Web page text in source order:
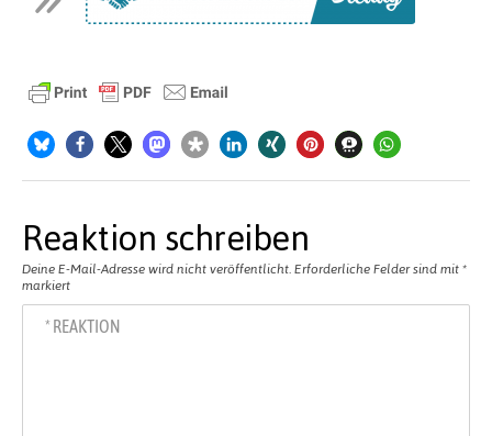
Reaktion schreiben
Deine E-Mail-Adresse wird nicht veröffentlicht. Erforderliche Felder sind mit *
markiert